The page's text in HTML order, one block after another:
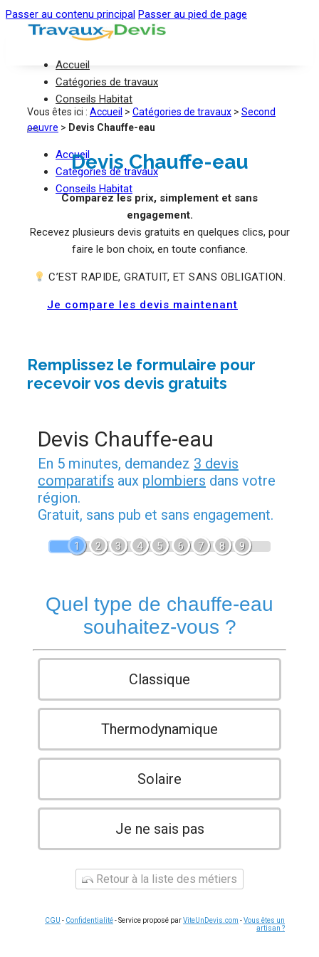
Passer au contenu principal Passer au pied de page
Accueil
Catégories de travaux
Conseils Habitat
Accueil
Catégories de travaux
Conseils Habitat
Vous êtes ici : Accueil > Catégories de travaux > Second
oeuvre > Devis Chauffe-eau
Devis Chauffe-eau
Comparez les prix, simplement et sans
engagement.
Recevez plusieurs devis gratuits en quelques clics, pour
faire le bon choix, en toute confiance.
C’EST RAPIDE, GRATUIT, ET SANS OBLIGATION.
Je compare les devis maintenant
Remplissez le formulaire pour
recevoir vos devis gratuits
Devis Chauffe-eau
En 5 minutes, demandez 3 devis
comparatifs aux plombiers dans votre
région.
Gratuit, sans pub et sans engagement.
1 2 3 4 5 6 7 8 9
Quel type de chauffe-eau
souhaitez-vous ?
Classique
Thermodynamique
Solaire
Je ne sais pas
Retour à la liste des métiers
CGU - Confidentialité- Service proposé parViteUnDevis.com -Vous êtes un
artisan ?